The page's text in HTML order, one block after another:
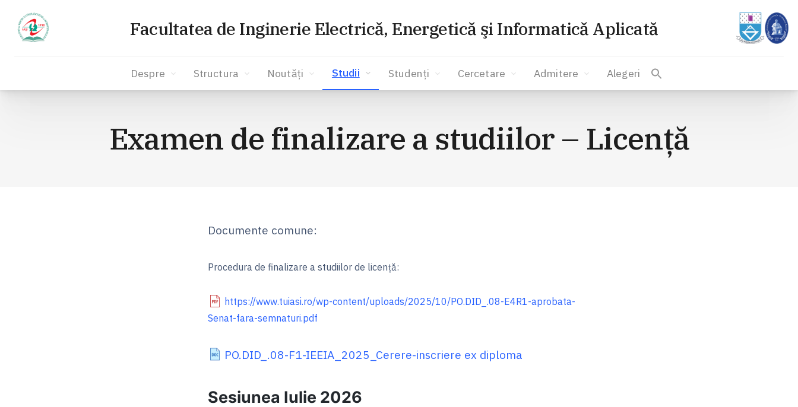
Facultatea de Inginerie Electrică, Energetică şi Informatică Aplicată
Despre Structura Noutăți Studii Studenți Cercetare Admitere Alegeri
Examen de finalizare a studiilor – Licenţă
Documente comune:
Procedura de finalizare a studiilor de licență:
https://www.tuiasi.ro/wp-content/uploads/2025/10/PO.DID_.08-E4R1-aprobata-
Senat-fara-semnaturi.pdf
PO.DID_.08-F1-IEEIA_2025_Cerere-inscriere ex diploma
Sesiunea Iulie 2026